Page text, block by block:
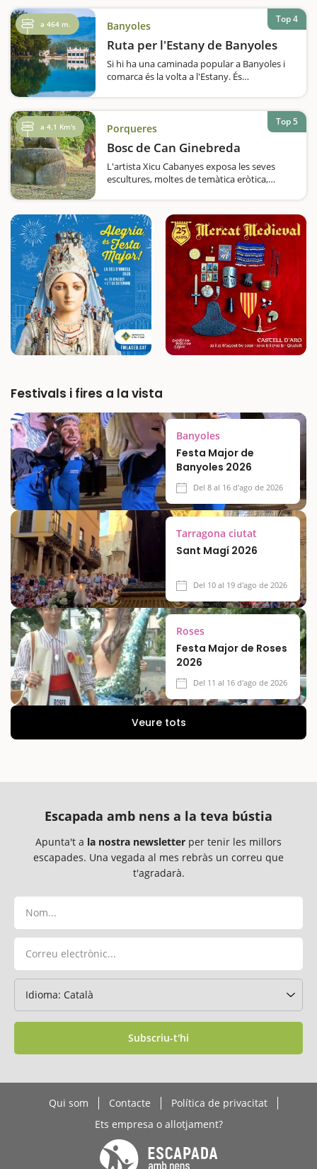
de l'Estany, hi ha el Poblat Neolític de la
Draga, un dels assentaments…
a 464 m. Banyoles
Ruta per l'Estany de Banyoles
Si hi ha una caminada popular a Banyoles i
comarca és la volta a l'Estany. És
els sis quilòmetres i mig d'una ruta que es…
Top 4
a 4,1 Km's Porqueres
Bosc de Can Ginebreda
L'artista Xicu Cabanyes exposa les seves
escultures, moltes de temàtica eròtica,
se entre quatre parets. A Porqueres teniu la
possibilitat…
Top 5
Festivals i fires a la vista
Banyoles
Festa Major de
Banyoles 2026
Del 8 al 16 d'ago de 2026
Tarragona ciutat
Sant Magí 2026
Del 10 al 19 d'ago de 2026
Roses
Festa Major de Roses
2026
Del 11 al 16 d'ago de 2026
Veure tots
Escapada amb nens a la teva bústia
Apunta't a la nostra newsletter per tenir les millors
escapades. Una vegada al mes rebràs un correu que
t'agradarà.
Subscriu-t'hi
Qui som Contacte
Política de privacitat
Ets empresa o allotjament?